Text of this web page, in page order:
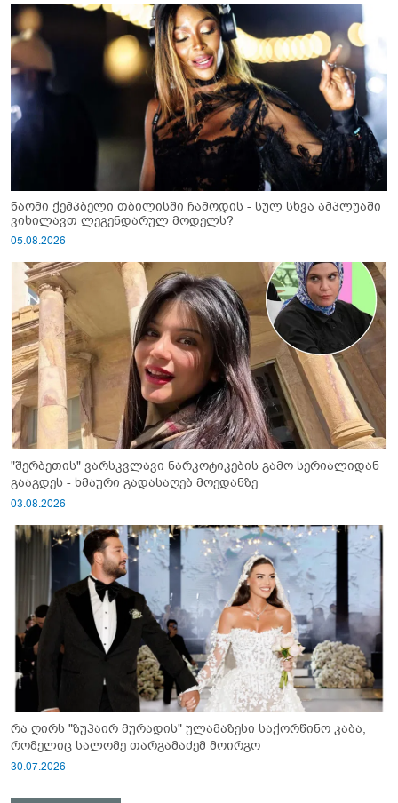
ნაომი ქემპბელი თბილისში ჩამოდის - სულ სხვა ამპლუაში
ვიხილავთ ლეგენდარულ მოდელს?
05.08.2026
"შერბეთის" ვარსკვლავი ნარკოტიკების გამო სერიალიდან
გააგდეს - ხმაური გადასაღებ მოედანზე
03.08.2026
რა ღირს "ზუჰაირ მურადის" ულამაზესი საქორწინო კაბა,
რომელიც სალომე თარგამაძემ მოირგო
30.07.2026